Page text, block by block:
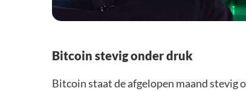
Bitcoin stevig onder druk
Bitcoin staat de afgelopen maand stevig